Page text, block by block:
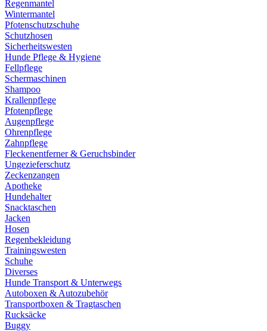
Regenmantel
Wintermantel
Pfotenschutzschuhe
Schutzhosen
Sicherheitswesten
Hunde Pflege & Hygiene
Fellpflege
Schermaschinen
Shampoo
Krallenpflege
Pfotenpflege
Augenpflege
Ohrenpflege
Zahnpflege
Fleckenentferner & Geruchsbinder
Ungezieferschutz
Zeckenzangen
Apotheke
Hundehalter
Snacktaschen
Jacken
Hosen
Regenbekleidung
Trainingswesten
Schuhe
Diverses
Hunde Transport & Unterwegs
Autoboxen & Autozubehör
Transportboxen & Tragtaschen
Rucksäcke
Buggy